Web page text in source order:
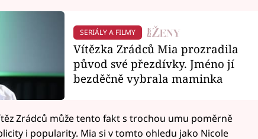
SERIÁLY A FILMY
Vítězka Zrádců Mia prozradila
původ své přezdívky. Jméno jí
bezděčně vybrala maminka
Zrádců může tento fakt s trochou umu poměrně
i popularity. Mia si v tomto ohledu jako Nicole